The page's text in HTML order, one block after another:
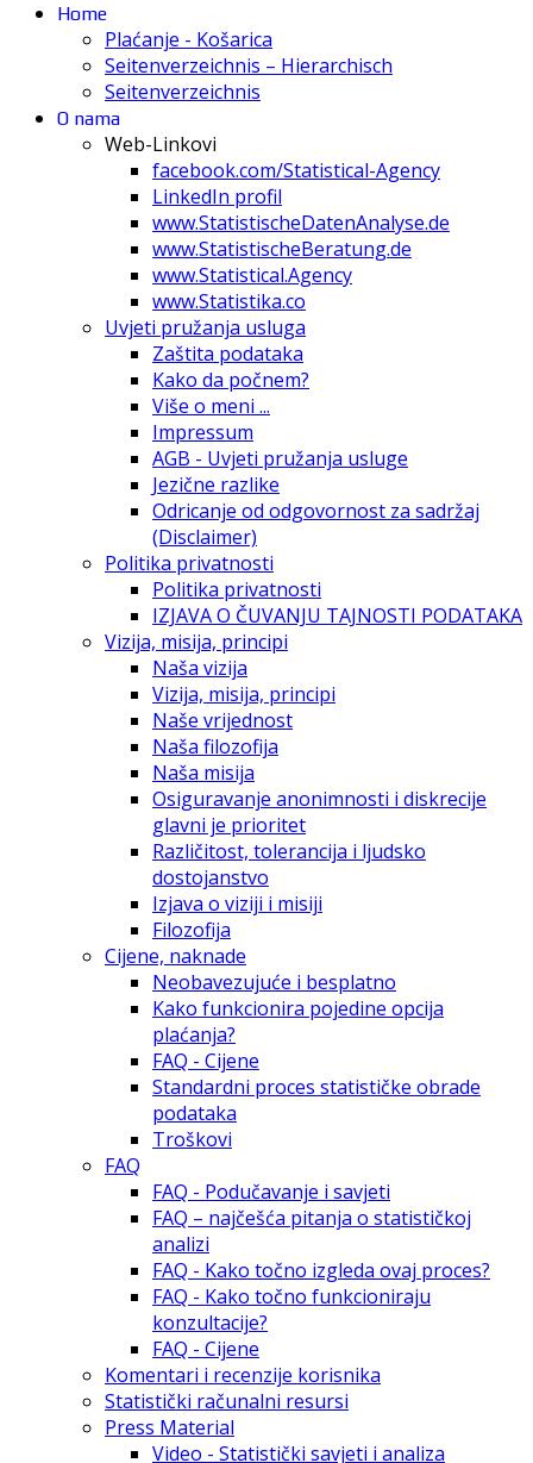
Home
Plaćanje - Košarica
Seitenverzeichnis – Hierarchisch
Seitenverzeichnis
O nama
Web-Linkovi
facebook.com/Statistical-Agency
LinkedIn profil
www.StatistischeDatenAnalyse.de
www.StatistischeBeratung.de
www.Statistical.Agency
www.Statistika.co
Uvjeti pružanja usluga
Zaštita podataka
Kako da počnem?
Više o meni ...
Impressum
AGB - Uvjeti pružanja usluge
Jezične razlike
Odricanje od odgovornost za sadržaj
(Disclaimer)
Politika privatnosti
Politika privatnosti
IZJAVA O ČUVANJU TAJNOSTI PODATAKA
Vizija, misija, principi
Naša vizija
Vizija, misija, principi
Naše vrijednost
Naša filozofija
Naša misija
Osiguravanje anonimnosti i diskrecije
glavni je prioritet
Različitost, tolerancija i ljudsko
dostojanstvo
Izjava o viziji i misiji
Filozofija
Cijene, naknade
Neobavezujuće i besplatno
Kako funkcionira pojedine opcija
plaćanja?
FAQ - Cijene
Standardni proces statističke obrade
podataka
Troškovi
FAQ
FAQ - Podučavanje i savjeti
FAQ – najčešća pitanja o statističkoj
analizi
FAQ - Kako točno izgleda ovaj proces?
FAQ - Kako točno funkcioniraju
konzultacije?
FAQ - Cijene
Komentari i recenzije korisnika
Statistički računalni resursi
Press Material
Video - Statistički savjeti i analiza